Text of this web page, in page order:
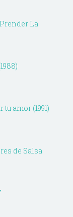
La
amor (1991)
de Salsa